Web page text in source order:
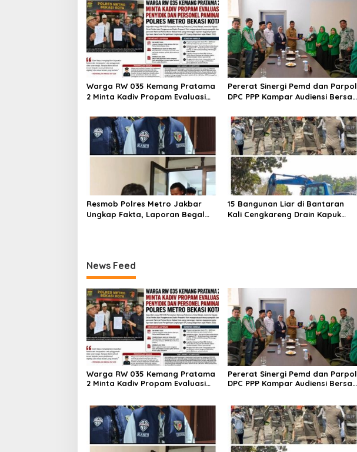
Warga RW 035 Kemang Pratama
2 Minta Kadiv Propam Evaluasi
Polres Metro Bekasi Kota
Pererat Sinergi Pemd dan
DPC PPP Kampar Audiensi Bersam
Resmob Polres Metro Jakbar
Ungkap Fakta, Laporan Begal
15 Bangunan Liar di Bantaran
Kali Cengkareng Drain Kapuk
News Feed
Warga RW 035 Kemang Pratama
2 Minta Kadiv Propam Evaluasi
Pererat Sinergi Pemd dan
DPC PPP Kampar Audiensi Bersam